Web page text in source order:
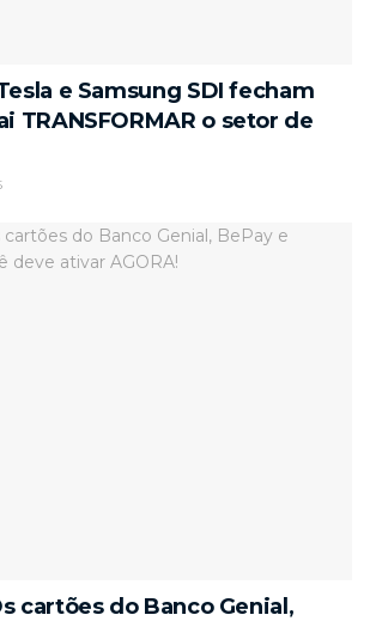
e Samsung SDI fecham
TRANSFORMAR o setor de
cartões do Banco Genial,